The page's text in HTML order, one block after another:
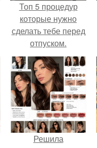
Топ 5 процедур
которые нужно
сделать тебе перед
отпуском.
Решила